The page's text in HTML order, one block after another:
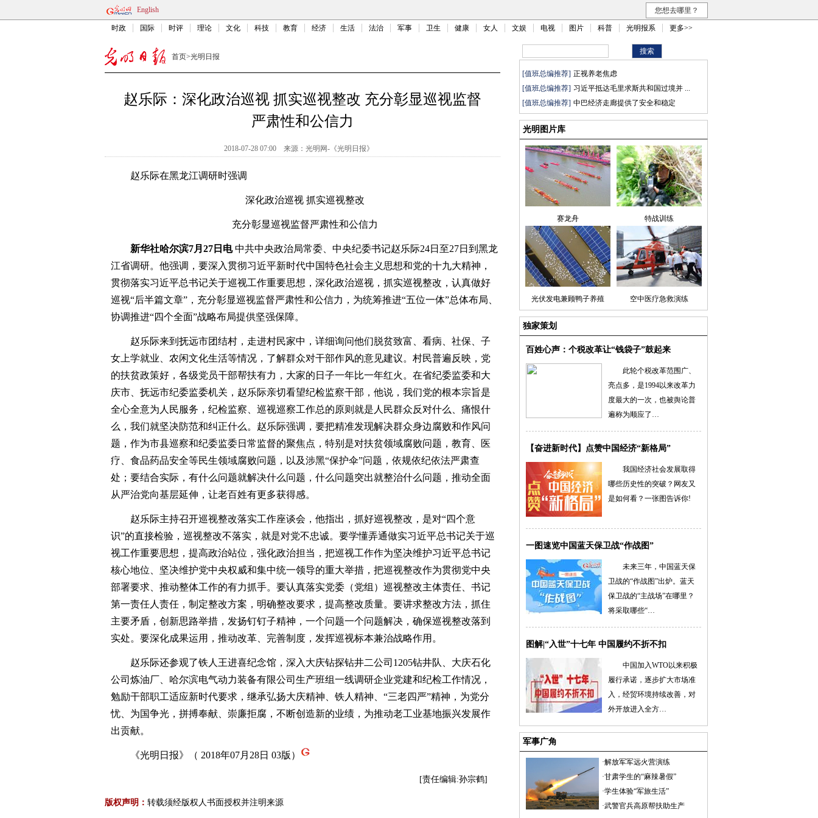
English 您想去哪里？
时政 国际 时评 理论 文化 科技 教育 经济 生活 法治 军事 卫生 健康 女人 文娱 电视 图片 科普 光明报系 更多>>
首页>光明日报
赵乐际：深化政治巡视 抓实巡视整改 充分彰显巡视监督
严肃性和公信力
2018-07-28 07:00 来源： 光明网-《光明日报》
赵乐际在黑龙江调研时强调
深化政治巡视 抓实巡视整改
充分彰显巡视监督严肃性和公信力
新华社哈尔滨7月27日电中共中央政治局常委、中央纪委书记赵乐际24日至27日到黑龙
江省调研。他强调，要深入贯彻习近平新时代中国特色社会主义思想和党的十九大精神，
贯彻落实习近平总书记关于巡视工作重要思想，深化政治巡视，抓实巡视整改，认真做好
巡视“后半篇文章”，充分彰显巡视监督严肃性和公信力，为统筹推进“五位一体”总体布局、
协调推进“四个全面”战略布局提供坚强保障。
赵乐际来到抚远市团结村，走进村民家中，详细询问他们脱贫致富、看病、社保、子
女上学就业、农闲文化生活等情况，了解群众对干部作风的意见建议。村民普遍反映，党
的扶贫政策好，各级党员干部帮扶有力，大家的日子一年比一年红火。在省纪委监委和大
庆市、抚远市纪委监委机关，赵乐际亲切看望纪检监察干部，他说，我们党的根本宗旨是
全心全意为人民服务，纪检监察、巡视巡察工作总的原则就是人民群众反对什么、痛恨什
么，我们就坚决防范和纠正什么。赵乐际强调，要把精准发现解决群众身边腐败和作风问
题，作为市县巡察和纪委监委日常监督的聚焦点，特别是对扶贫领域腐败问题，教育、医
疗、食品药品安全等民生领域腐败问题，以及涉黑“保护伞”问题，依规依纪依法严肃查
处；要结合实际，有什么问题就解决什么问题，什么问题突出就整治什么问题，推动全面
从严治党向基层延伸，让老百姓有更多获得感。
赵乐际主持召开巡视整改落实工作座谈会，他指出，抓好巡视整改，是对“四个意
识”的直接检验，巡视整改不落实，就是对党不忠诚。要学懂弄通做实习近平总书记关于巡
视工作重要思想，提高政治站位，强化政治担当，把巡视工作作为坚决维护习近平总书记
核心地位、坚决维护党中央权威和集中统一领导的重大举措，把巡视整改作为贯彻党中央
部署要求、推动整体工作的有力抓手。要认真落实党委（党组）巡视整改主体责任、书记
第一责任人责任，制定整改方案，明确整改要求，提高整改质量。要讲求整改方法，抓住
主要矛盾，创新思路举措，发扬钉钉子精神，一个问题一个问题解决，确保巡视整改落到
实处。要深化成果运用，推动改革、完善制度，发挥巡视标本兼治战略作用。
赵乐际还参观了铁人王进喜纪念馆，深入大庆钻探钻井二公司1205钻井队、大庆石化
公司炼油厂、哈尔滨电气动力装备有限公司生产班组一线调研企业党建和纪检工作情况，
勉励干部职工适应新时代要求，继承弘扬大庆精神、铁人精神、“三老四严”精神，为党分
忧、为国争光，拼搏奉献、崇廉拒腐，不断创造新的业绩，为推动老工业基地振兴发展作
出贡献。
《光明日报》（ 2018年07月28日 03版）
[责任编辑:孙宗鹤]
版权声明： 转载须经版权人书面授权并注明来源
[值班总编推荐] 正视养老焦虑
[值班总编推荐] 习近平抵达毛里求斯共和国过境并 ...
[值班总编推荐] 中巴经济走廊提供了安全和稳定
光明图片库
赛龙舟 特战训练
光伏发电兼顾鸭子养殖 空中医疗急救演练
独家策划
百姓心声：个税改革让“钱袋子”鼓起来
此轮个税改革范围广、
亮点多，是1994以来改革力
度最大的一次，也被舆论普
遍称为顺应了…
【奋进新时代】点赞中国经济“新格局”
我国经济社会发展取得
哪些历史性的突破？网友又
是如何看？一张图告诉你!
一图速览中国蓝天保卫战“作战图”
未来三年，中国蓝天保
卫战的“作战图”出炉。蓝天
保卫战的“主战场”在哪里？
将采取哪些“…
图解|“入世”十七年 中国履约不折不扣
中国加入WTO以来积极
履行承诺，逐步扩大市场准
入，经贸环境持续改善，对
外开放进入全方…
军事广角
·解放军军远火营演练
·甘肃学生的“麻辣暑假”
·学生体验“军旅生活”
·武警官兵高原帮扶助生产